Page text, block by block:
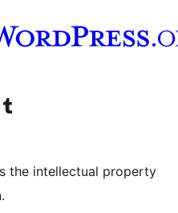
канал
Visit our Tumblr account
the intellectual property